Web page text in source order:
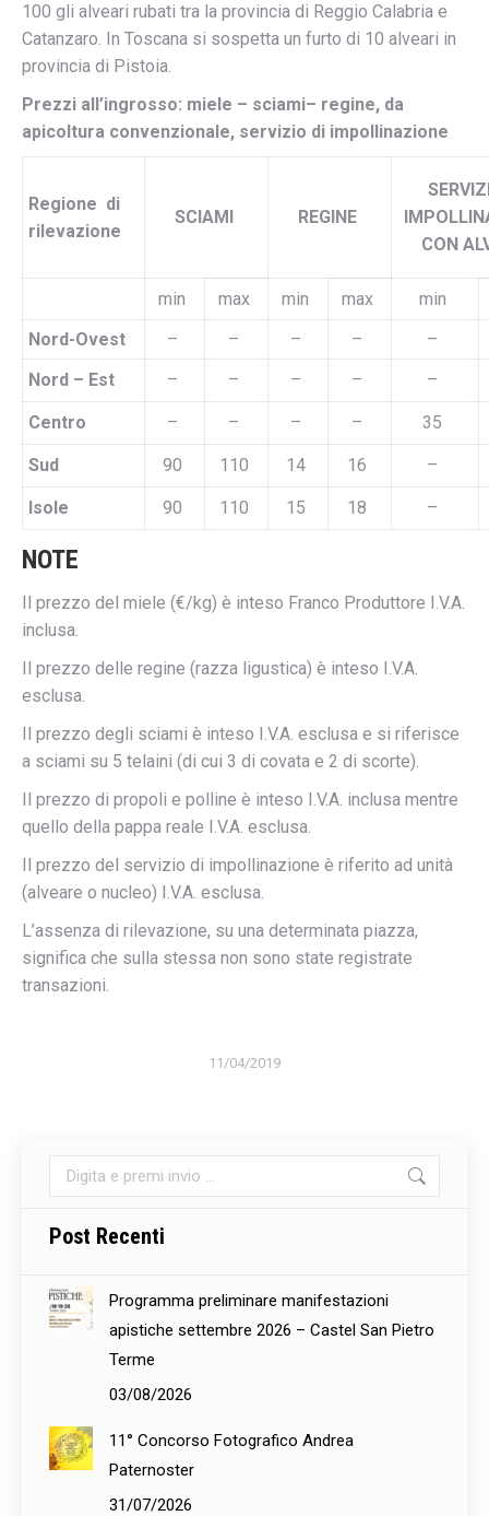
100 gli alveari rubati tra la provincia di Reggio Calabria e
Catanzaro. In Toscana si sospetta un furto di 10 alveari in
provincia di Pistoia.
Prezzi all’ingrosso: miele – sciami– regine, da
apicoltura convenzionale, servizio di impollinazione
Regione di
rilevazione
SCIAMI REGINE
CON
min max min max
min
Nord-Ovest
– – – –
–
Nord – Est
– – – – –
Centro – – – – 35
Sud 90 110 14 16 –
Isole 90 110 15 18 –
NOTE
Il prezzo del miele (€/kg) è inteso Franco Produttore I.V.A.
inclusa.
Il prezzo delle regine (razza ligustica) è inteso I.V.A.
esclusa.
Il prezzo degli sciami è inteso I.V.A. esclusa e si riferisce
a sciami su 5 telaini (di cui 3 di covata e 2 di scorte).
Il prezzo di propoli e polline è inteso I.V.A. inclusa mentre
quello della pappa reale I.V.A. esclusa.
Il prezzo del servizio di impollinazione è riferito ad unità
(alveare o nucleo) I.V.A. esclusa.
L’assenza di rilevazione, su una determinata piazza,
significa che sulla stessa non sono state registrate
transazioni.
11/04/2019
Cerca:
Post Recenti
Programma preliminare manifestazioni
apistiche settembre 2026 – Castel San Pietro
Terme
03/08/2026
11° Concorso Fotografico Andrea
Paternoster
31/07/2026